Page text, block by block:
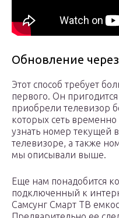
Обновление через
Этот способ требует
первого. Он
приобрели телевизор
которых сеть временно
узнать номер текущей
телевизоре, а также
мы описывали выше.
Еще нам понадобится
подключенный к
Самсунг Смарт ТВ